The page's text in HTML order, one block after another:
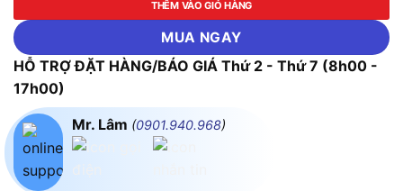
THÊM VÀO GIỎ HÀNG
MUA NGAY
HỖ TRỢ ĐẶT HÀNG/BÁO GIÁ Thứ 2 - Thứ 7 (8h00 -
17h00)
Mr. Lâm (0901.940.968)